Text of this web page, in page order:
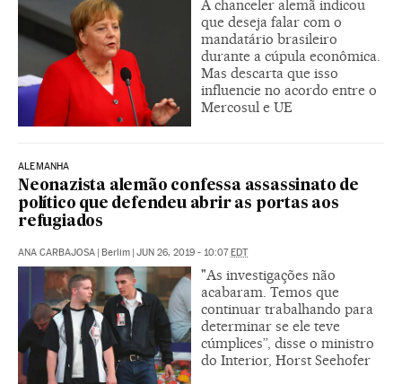
A chanceler alemã indicou
que deseja falar com o
mandatário brasileiro
durante a cúpula econômica.
Mas descarta que isso
influencie no acordo entre o
Mercosul e UE
ALEMANHA
Neonazista alemão confessa assassinato de
político que defendeu abrir as portas aos
refugiados
ANA CARBAJOSA | Berlim | JUN 26, 2019 - 10:07EDT
"As investigações não
acabaram. Temos que
continuar trabalhando para
determinar se ele teve
cúmplices”, disse o ministro
do Interior, Horst Seehofer